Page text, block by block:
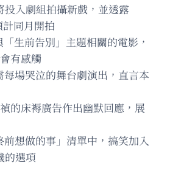
入劇組拍攝新戲，並透露
同月開拍
生前告別」主題相關的電影，
有感觸
場哭泣的舞台劇演出，直言本
的床褥廣告作出幽默回應，展
想做的事」清單中，搞笑加入
的選項